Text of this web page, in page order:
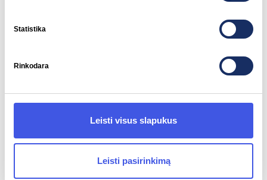
Statistika
Rinkodara
Leisti visus slapukus
Leisti pasirinkimą
2026-04-28
centrų: „Ignitis ON“ elektromobilių
varžybų istorija ir įdomiausi faktai
IGNITIS ON NAUJIENOS